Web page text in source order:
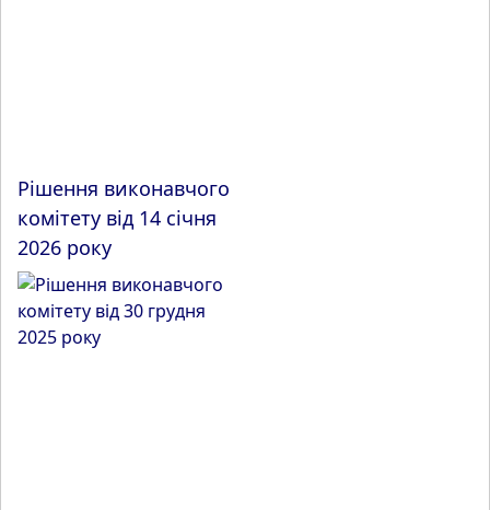
Рішення виконавчого
комітету від 14 січня
2026 року